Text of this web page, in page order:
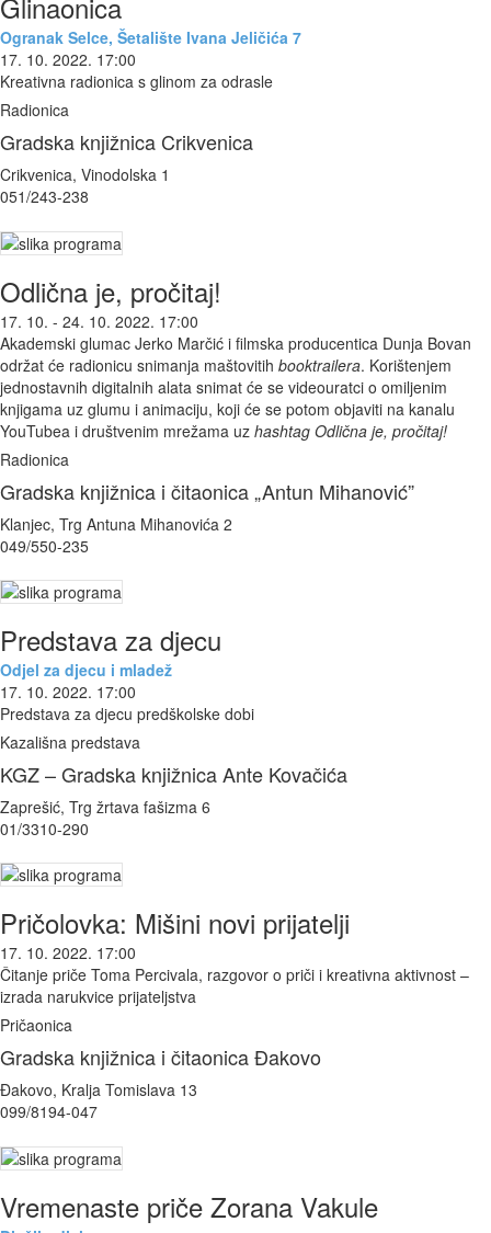
Ogranak Selce, Šetalište Ivana Jeličića 7
17. 10. 2022. 17:00
Kreativna radionica s glinom za odrasle
Radionica
Gradska knjižnica Crikvenica
Crikvenica, Vinodolska 1
051/243-238
Odlična je, pročitaj!
17. 10. - 24. 10. 2022. 17:00
Akademski glumac Jerko Marčić i filmska producentica Dunja Bovan
održat će radionicu snimanja maštovitih booktrailera. Korištenjem
jednostavnih digitalnih alata snimat će se videouratci o omiljenim
knjigama uz glumu i animaciju, koji će se potom objaviti na kanalu
YouTubea i društvenim mrežama uz hashtag Odlična je, pročitaj!
Radionica
Gradska knjižnica i čitaonica „Antun Mihanović”
Klanjec, Trg Antuna Mihanovića 2
049/550-235
Predstava za djecu
Odjel za djecu i mladež
17. 10. 2022. 17:00
Predstava za djecu predškolske dobi
Kazališna predstava
KGZ – Gradska knjižnica Ante Kovačića
Zaprešić, Trg žrtava fašizma 6
01/3310-290
Pričolovka: Mišini novi prijatelji
17. 10. 2022. 17:00
Čitanje priče Toma Percivala, razgovor o priči i kreativna aktivnost –
izrada narukvice prijateljstva
Pričaonica
Gradska knjižnica i čitaonica Đakovo
Đakovo, Kralja Tomislava 13
099/8194-047
Vremenaste priče Zorana Vakule